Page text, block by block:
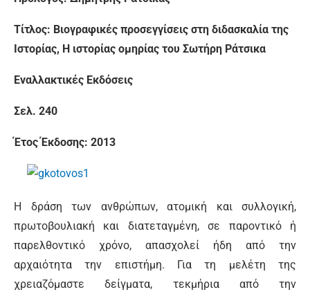
Τίτλος: Βιογραφικές προσεγγίσεις στη διδασκαλία της
Ιστορίας, Η ιστορίας ομηρίας του Σωτήρη Ράτσικα
Εναλλακτικές Εκδόσεις
Σελ. 240
Έτος Έκδοσης: 2013
Η δράση των ανθρώπων, ατομική και συλλογική,
πρωτοβουλιακή και διατεταγμένη, σε παροντικό ή
παρελθοντικό χρόνο, απασχολεί ήδη από την
αρχαιότητα την επιστήμη. Για τη μελέτη της
χρειαζόμαστε δείγματα, τεκμήρια από την